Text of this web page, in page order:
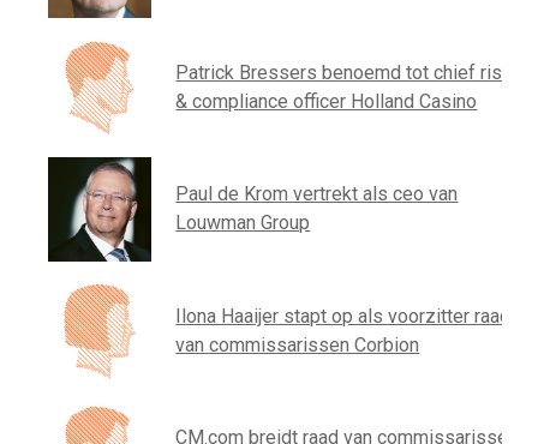
Patrick Bressers benoemd tot chief risk
& compliance officer Holland Casino
Paul de Krom vertrekt als ceo van
Louwman Group
Ilona Haaijer stapt op als voorzitter raad
van commissarissen Corbion
CM.com breidt raad van commissarissen